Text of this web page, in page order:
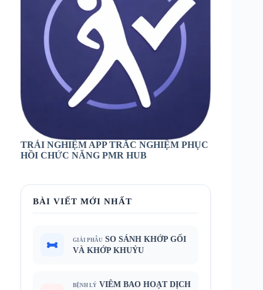
TRẢI NGHIỆM APP TRẮC NGHIỆM PHỤC
HỒI CHỨC NĂNG PMR HUB
BÀI VIẾT MỚI NHẤT
GIẢI PHẪU SO SÁNH KHỚP GỐI
VÀ KHỚP KHUỶU
BỆNH LÝ VIÊM BAO HOẠT DỊCH